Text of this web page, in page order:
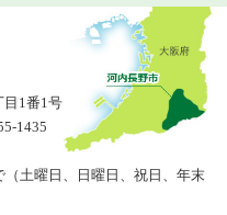
1番1号
1435
土曜日、日曜日、祝日、年末